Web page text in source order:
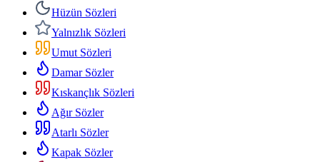
Hüzün Sözleri
Yalnızlık Sözleri
Umut Sözleri
Damar Sözler
Kıskançlık Sözleri
Ağır Sözler
Atarlı Sözler
Kapak Sözler